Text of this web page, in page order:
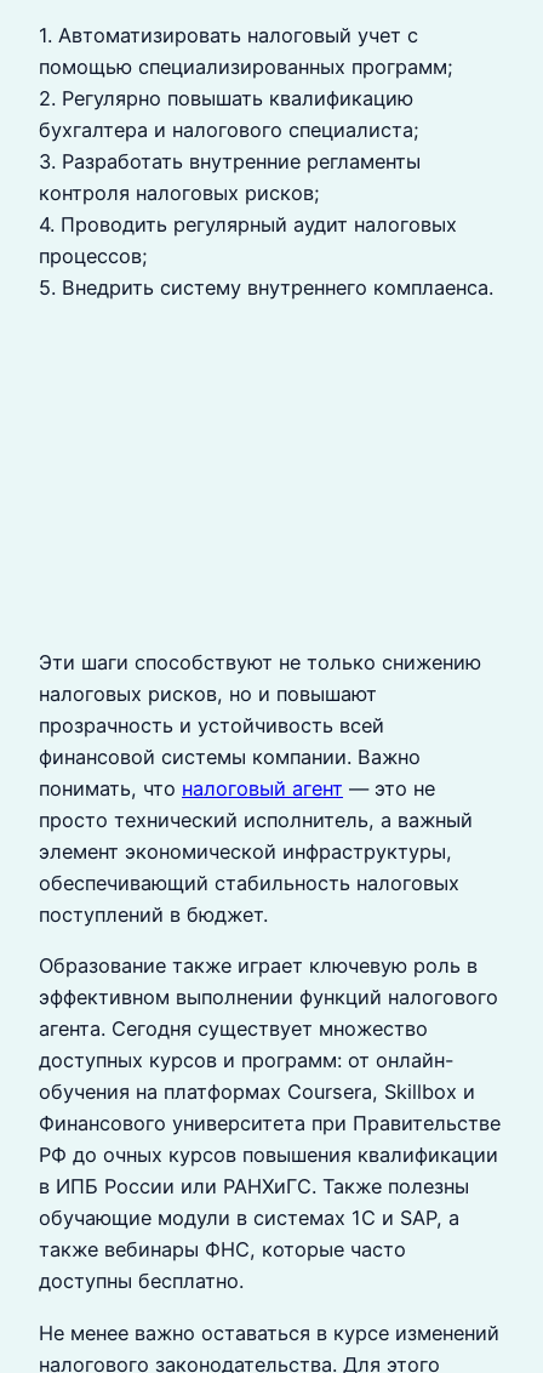
1. Автоматизировать налоговый учет с
помощью специализированных программ;
2. Регулярно повышать квалификацию
бухгалтера и налогового специалиста;
3. Разработать внутренние регламенты
контроля налоговых рисков;
4. Проводить регулярный аудит налоговых
процессов;
5. Внедрить систему внутреннего комплаенса.
Эти шаги способствуют не только снижению
налоговых рисков, но и повышают
прозрачность и устойчивость всей
финансовой системы компании. Важно
понимать, что налоговый агент — это не
просто технический исполнитель, а важный
элемент экономической инфраструктуры,
обеспечивающий стабильность налоговых
поступлений в бюджет.
Образование также играет ключевую роль в
эффективном выполнении функций налогового
агента. Сегодня существует множество
доступных курсов и программ: от онлайн-
обучения на платформах Coursera, Skillbox и
Финансового университета при Правительстве
РФ до очных курсов повышения квалификации
в ИПБ России или РАНХиГС. Также полезны
обучающие модули в системах 1С и SAP, а
также вебинары ФНС, которые часто
доступны бесплатно.
Не менее важно оставаться в курсе изменений
налогового законодательства. Для этого